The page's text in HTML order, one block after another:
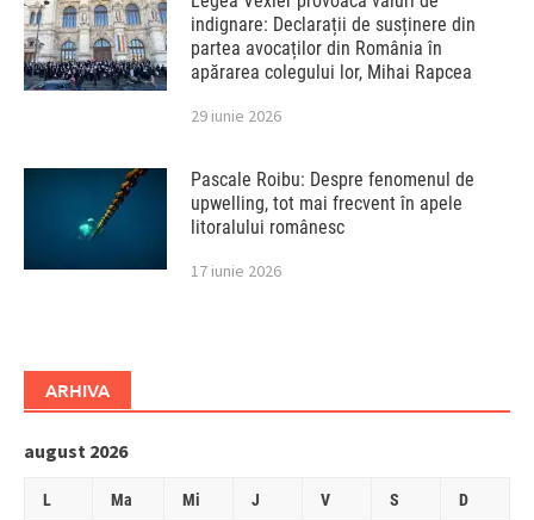
indignare: Declarații de susținere din
partea avocaților din România în
apărarea colegului lor, Mihai Rapcea
29 iunie 2026
Pascale Roibu: Despre fenomenul de
upwelling, tot mai frecvent în apele
litoralului românesc
17 iunie 2026
ARHIVA
august 2026
L Ma Mi J V S D